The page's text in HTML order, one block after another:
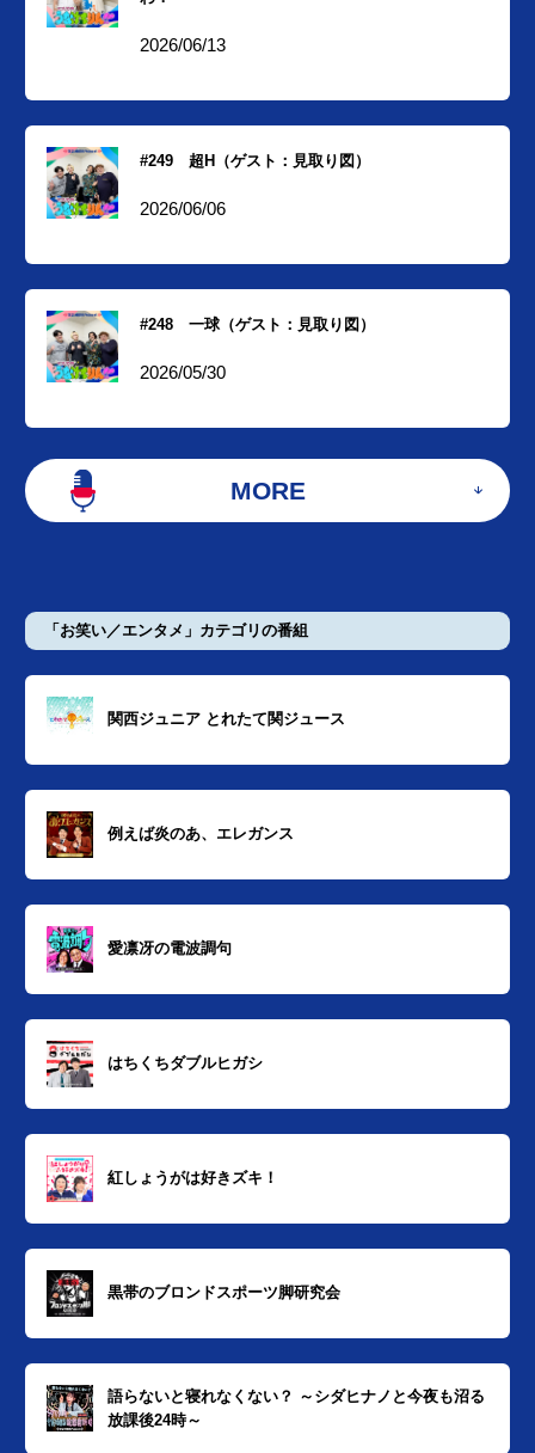
2026/06/13
#249 超H（ゲスト：見取り図）
2026/06/06
#248 一球（ゲスト：見取り図）
2026/05/30
MORE
「お笑い／エンタメ」カテゴリの番組
関西ジュニア とれたて関ジュース
例えば炎のあ、エレガンス
愛凛冴の電波調句
はちくちダブルヒガシ
紅しょうがは好きズキ！
黒帯のブロンドスポーツ脚研究会
語らないと寝れなくない？ ～シダヒナノと今夜も沼る
放課後24時～